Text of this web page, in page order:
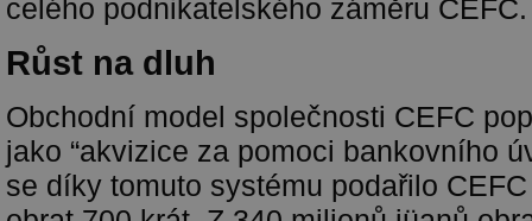
celého podnikatelského záměru CEFC.
Růst na dluh
Obchodní model společnosti CEFC
jako “akvizice za pomoci bankovního
se díky tomuto systému podařilo